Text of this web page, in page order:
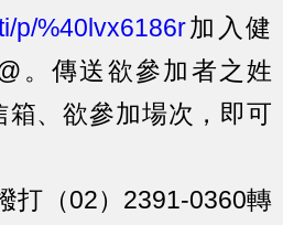
p/%40lvx6186r加入健
。傳送欲參加者之姓
、欲參加場次，即可
打（02）2391-0360轉